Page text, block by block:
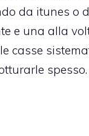
da itunes o
e una alla
casse
spesso.